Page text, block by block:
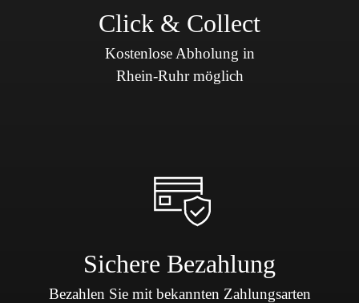
Click & Collect
Kostenlose Abholung in
Rhein-Ruhr möglich
Sichere Bezahlung
Bezahlen Sie mit bekannten Zahlungsarten